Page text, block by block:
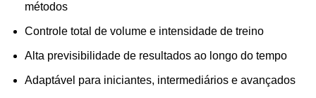
métodos
Controle total de volume e intensidade de treino
Alta previsibilidade de resultados ao longo do tempo
Adaptável para iniciantes, intermediários e avançados